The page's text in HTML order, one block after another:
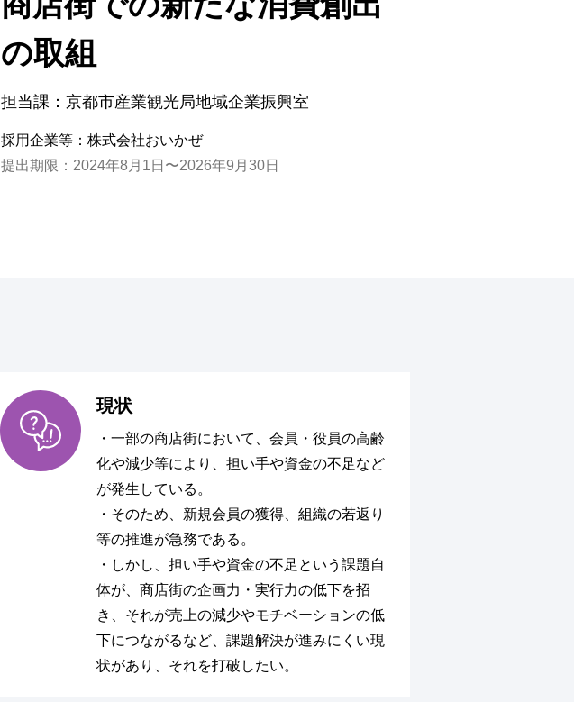
の取組
担当課：京都市産業観光局地域企業振興室
採用企業等：株式会社おいかぜ
提出期限：2024年8月1日〜2026年9月30日
現状
・一部の商店街において、会員・役員の高齢
化や減少等により、担い手や資金の不足など
が発生している。
・そのため、新規会員の獲得、組織の若返り
等の推進が急務である。
・しかし、担い手や資金の不足という課題自
体が、商店街の企画力・実行力の低下を招
き、それが売上の減少やモチベーションの低
下につながるなど、課題解決が進みにくい現
状があり、それを打破したい。